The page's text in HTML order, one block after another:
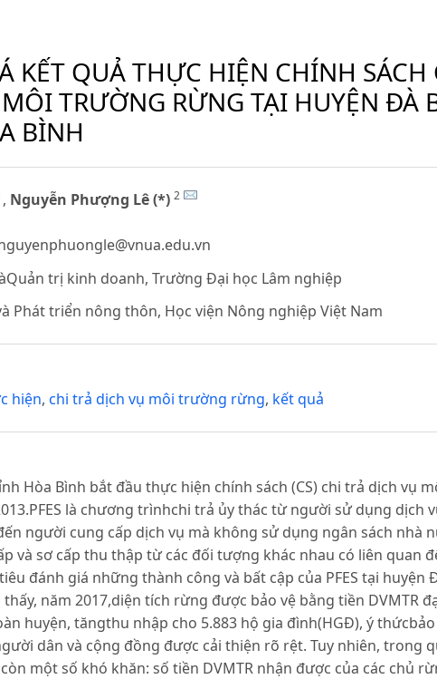
KẾT QUẢ THỰC HIỆN CHÍNH SÁCH
TRƯỜNG RỪNG TẠI HUYỆN ĐÀ
BÌNH
, Nguyễn Phượng Lê (*) 2
trị kinh doanh, Trường Đại học Lâm nghiệp
Phát triển nông thôn, Học viện Nông nghiệp Việt Nam
hiện, chi trả dịch vụ môi trường rừng, kết quả
Hòa Bình bắt đầu thực hiện chính sách (CS) chi trả dịch vụ
là chương trìnhchi trả ủy thác từ người sử dụng dịch
người cung cấp dịch vụ mà không sử dụng ngân sách nhà
và sơ cấp thu thập từ các đối tượng khác nhau có liên quan
đánh giá những thành công và bất cập của PFES tại huyện
năm 2017,diện tích rừng được bảo vệ bằng tiền DVMTR
huyện, tăngthu nhập cho 5.883 hộ gia đình(HGĐ), ý thứcbảo
dân và cộng đồng được cải thiện rõ rệt. Tuy nhiên, trong
một số khó khăn: số tiền DVMTR nhận được của các chủ